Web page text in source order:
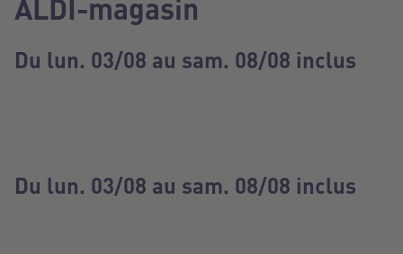
Du lun. 03/08 au sam. 08/08 inclus
Du lun. 03/08 au sam. 08/08 inclus